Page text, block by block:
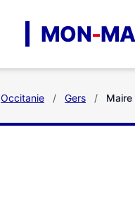
MON-
Occitanie / Gers /